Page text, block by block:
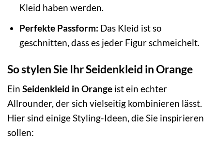
Kleid haben werden.
Perfekte Passform: Das Kleid ist so
geschnitten, dass es jeder Figur schmeichelt.
So stylen Sie Ihr Seidenkleid in Orange
Ein Seidenkleid in Orange ist ein echter
Allrounder, der sich vielseitig kombinieren lässt.
Hier sind einige Styling-Ideen, die Sie inspirieren
sollen: